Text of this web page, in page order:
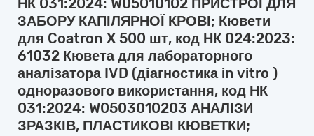
НК 031:2024: W05010102 ПРИСТРОЇ ДЛЯ
ЗАБОРУ КАПІЛЯРНОЇ КРОВІ; Кювети
для Coatron X 500 шт, код НК 024:2023:
61032 Кювета для лабораторного
аналізатора IVD (діагностика in vitro )
одноразового використання, код НК
031:2024: W0503010203 АНАЛІЗИ
ЗРАЗКІВ, ПЛАСТИКОВІ КЮВЕТКИ;